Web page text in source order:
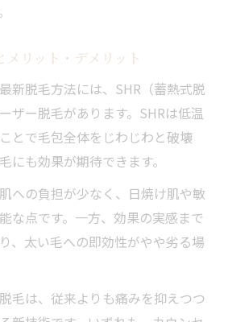
リット・デメリット
新脱毛方法には、SHR（蓄熱式脱
ザー脱毛があります。SHRは低温
とで毛包全体をじわじわと破壊
にも効果が期待できます。
への負担が少なく、日焼け肌や敏
な点です。一方、効果の実感まで
、太い毛への即効性がやや劣る場
毛は、従来よりも痛みを抑えつつ